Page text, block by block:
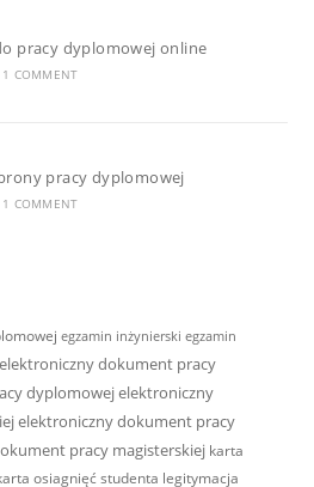
pracy dyplomowej online
1 COMMENT
pracy dyplomowej
1 COMMENT
egzamin inżynierski egzamin
elektroniczny dokument pracy
dyplomowejelektroniczny
elektroniczny dokument pracy
pracy magisterskiej karta
osiagnięć studenta legitymacja